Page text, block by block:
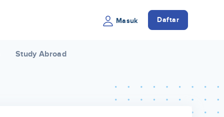
Masuk Daftar
Study Abroad